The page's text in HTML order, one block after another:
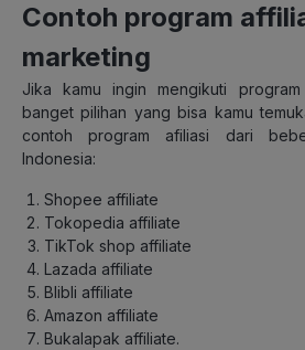
Contoh program
marketing
Jika kamu ingin mengikuti
banget pilihan yang bisa kamu
contoh program afiliasi dari
Indonesia:
Shopee affiliate
Tokopedia affiliate
TikTok shop affiliate
Lazada affiliate
Blibli affiliate
Amazon affiliate
Bukalapak affiliate.